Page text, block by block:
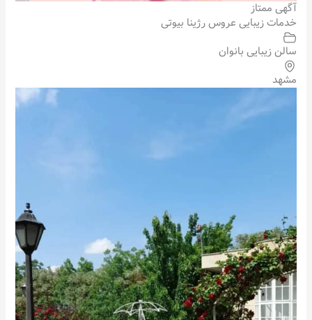
آگهی ممتاز
خدمات زیبایی عروس رژینا بیوتی
سالن زیبایی بانوان
مشهد